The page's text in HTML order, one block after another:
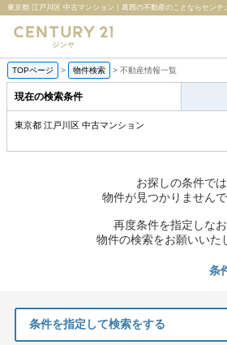
東京都 江戸川区 中古マンション｜葛西の不動産のことならセンチ
TOPページ > 物件検索 > 不動産情報一覧
現在の検索条件
東京都 江戸川区 中古マンション
お探しの条件では
物件が見つかりませんで
再度条件を指定しな
物件の検索をお願いいた
条
条件を指定して検索をする